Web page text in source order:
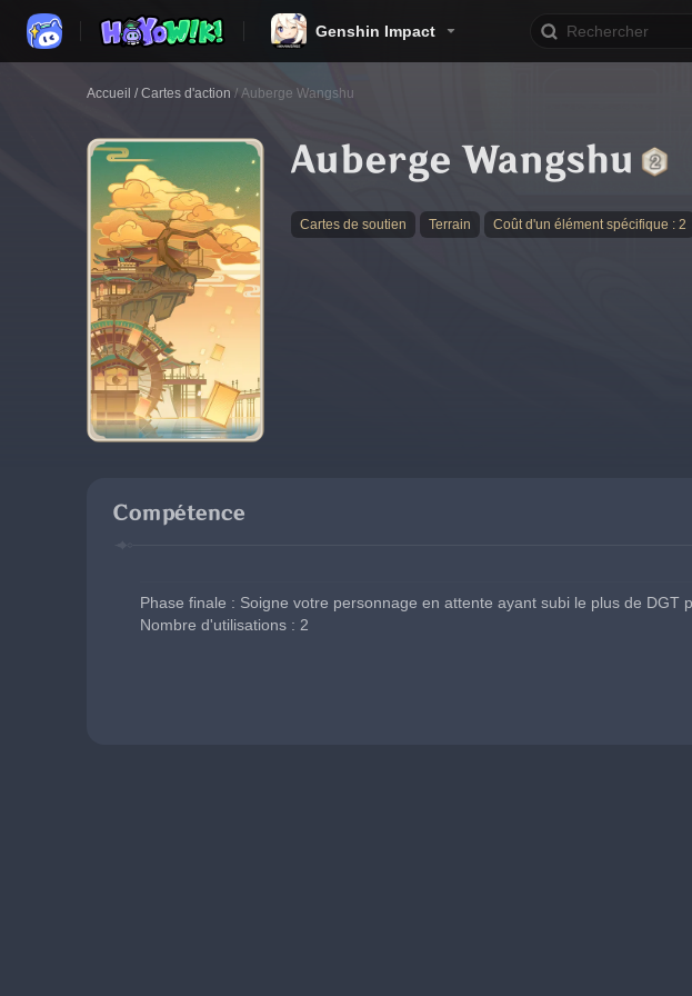
Genshin Impact
Accueil / Cartes d'action / Auberge Wangshu
Auberge Wangshu
Cartes de soutien Terrain Coût d'un élément spécifique : 2
Compétence
Phase finale : Soigne votre personnage en attente ayant subi le plus de DGT
Nombre d'utilisations : 2